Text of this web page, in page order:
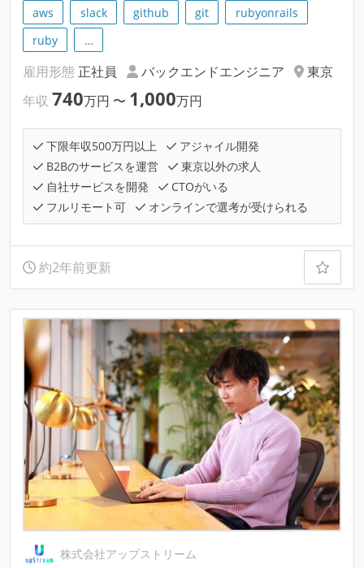
aws slack github git
rubyonrails
ruby
…
雇用形態 正社員 バックエンドエンジニア
東京
年収 740万円 〜 1,000万円
下限年収500万円以上
アジャイル開発
B2Bのサービスを運営
東京以外の求人
自社サービスを開発
CTOがいる
フルリモート可
オンラインで選考が受けられる
約2年前更新
株式会社アップストリーム